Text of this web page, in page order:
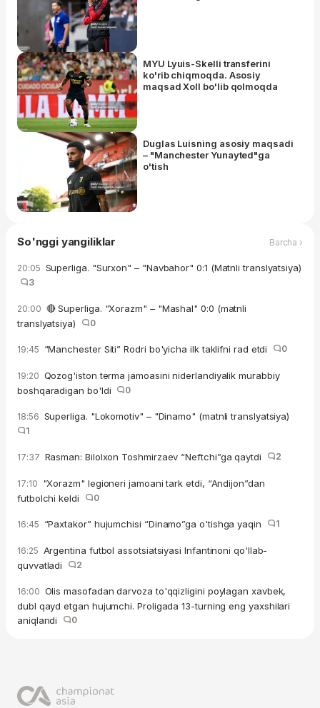
MYU Lyuis-Skelli transferini
ko'rib chiqmoqda. Asosiy
maqsad Xoll bo'lib qolmoqda
Duglas Luisning asosiy maqsadi
– "Manchester Yunayted"ga
o'tish
So'nggi yangiliklar Barcha ›
20:05 Superliga. "Surxon" – "Navbahor" 0:1 (Matnli translyatsiya)
3
20:00 🔴 Superliga. "Xorazm" – "Mashal" 0:0 (matnli
translyatsiya)
0
19:45 “Manchester Siti” Rodri bo'yicha ilk taklifni rad etdi 0
19:20 Qozog'iston terma jamoasini niderlandiyalik murabbiy
boshqaradigan bo'ldi
0
18:56 Superliga. "Lokomotiv" – "Dinamo" (matnli translyatsiya)
1
17:37 Rasman: Bilolxon Toshmirzaev “Neftchi”ga qaytdi 2
17:10 "Xorazm" legioneri jamoani tark etdi, “Andijon”dan
futbolchi keldi
0
16:45 “Paxtakor” hujumchisi “Dinamo”ga o'tishga yaqin 1
16:25 Argentina futbol assotsiatsiyasi Infantinoni qo'llab-
quvvatladi
2
16:00 Olis masofadan darvoza to'qqizligini poylagan xavbek,
dubl qayd etgan hujumchi. Proligada 13-turning eng yaxshilari
aniqlandi
0